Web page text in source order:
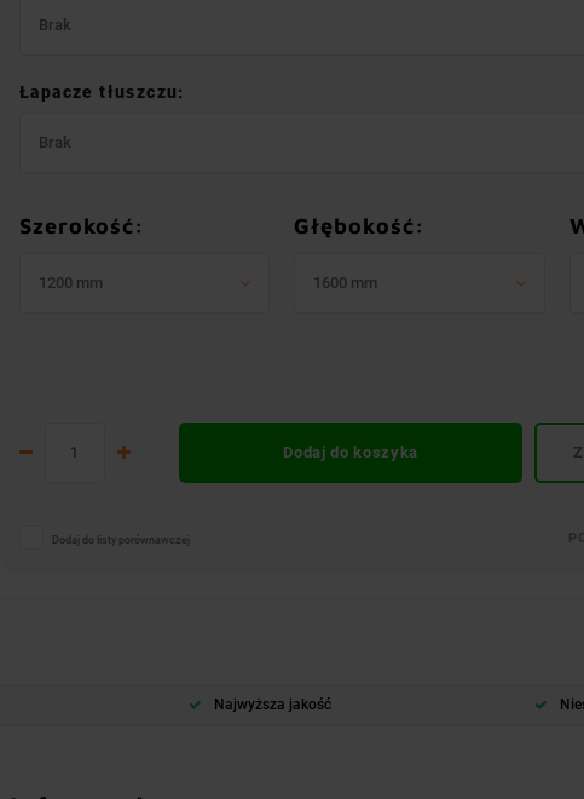
Brak
Łapacze tłuszczu:
Brak
Szerokość:
1200 mm
Głębokość:
1600 mm
Dodaj do koszyka
Dodaj do listy porównawczej
Najwyższa jakość